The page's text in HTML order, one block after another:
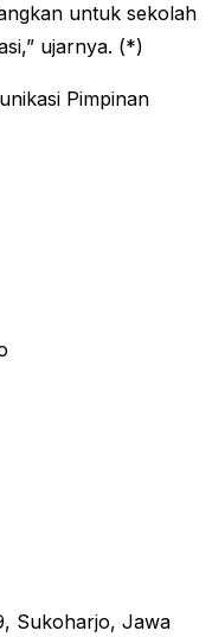
untuk sekolah
ujarnya. (*)
Pimpinan
Sukoharjo, Jawa